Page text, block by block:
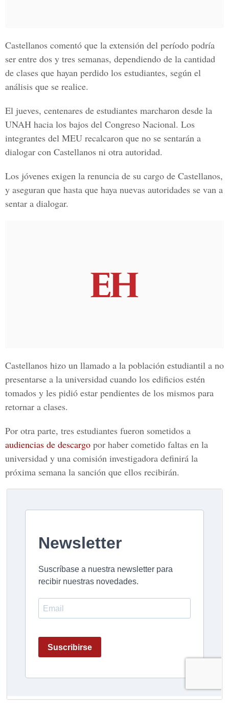
Castellanos comentó que la extensión del período podría
ser entre dos y tres semanas, dependiendo de la cantidad
de clases que hayan perdido los estudiantes, según el
análisis que se realice.
El jueves, centenares de estudiantes marcharon desde la
UNAH hacia los bajos del Congreso Nacional. Los
integrantes del MEU recalcaron que no se sentarán a
dialogar con Castellanos ni otra autoridad.
Los jóvenes exigen la renuncia de su cargo de Castellanos,
y aseguran que hasta que haya nuevas autoridades se van a
sentar a dialogar.
Castellanos hizo un llamado a la población estudiantil a no
presentarse a la universidad cuando los edificios estén
tomados y les pidió estar pendientes de los mismos para
retornar a clases.
Por otra parte, tres estudiantes fueron sometidos a
audiencias de descargo por haber cometido faltas en la
universidad y una comisión investigadora definirá la
próxima semana la sanción que ellos recibirán.